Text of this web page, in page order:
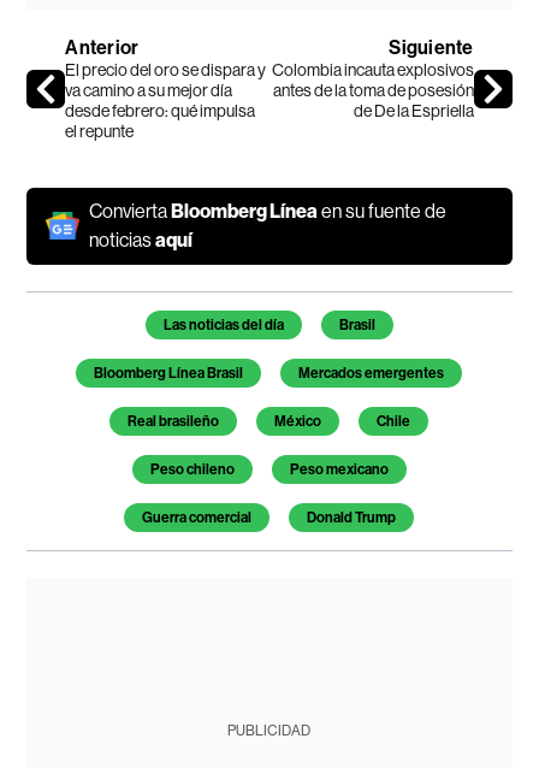
Anterior
El precio del oro se dispara y
va camino a su mejor día
desde febrero: qué impulsa
el repunte
Siguiente
Colombia incauta explosivos
antes de la toma de posesión
de De la Espriella
ConviertaBloomberg Línea en su fuente de
noticiasaquí
Temas de este artículo
Las noticias del día Brasil
Bloomberg Línea Brasil Mercados emergentes
Real brasileño México Chile
Peso chileno Peso mexicano
Guerra comercial Donald Trump
PUBLICIDAD